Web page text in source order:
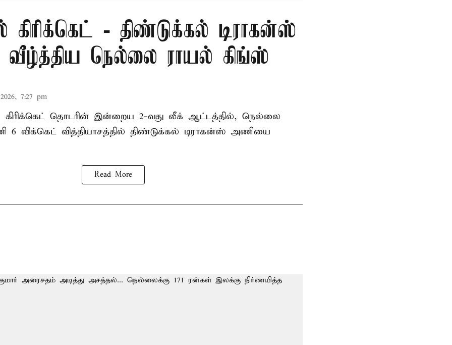
கிரிக்கெட் - திண்டுக்கல் டிராகன்ஸ்
நெல்லை ராயல் கிங்ஸ்
7:27 pm
கிரிக்கெட் தொடரின் இன்றைய 2-வது லீக் ஆட்டத்தில், நெல்லை
விக்கெட் வித்தியாசத்தில் திண்டுக்கல் டிராகன்ஸ் அணியை
Read More